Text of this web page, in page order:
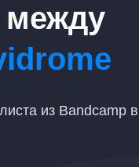
между
из Bandcamp в